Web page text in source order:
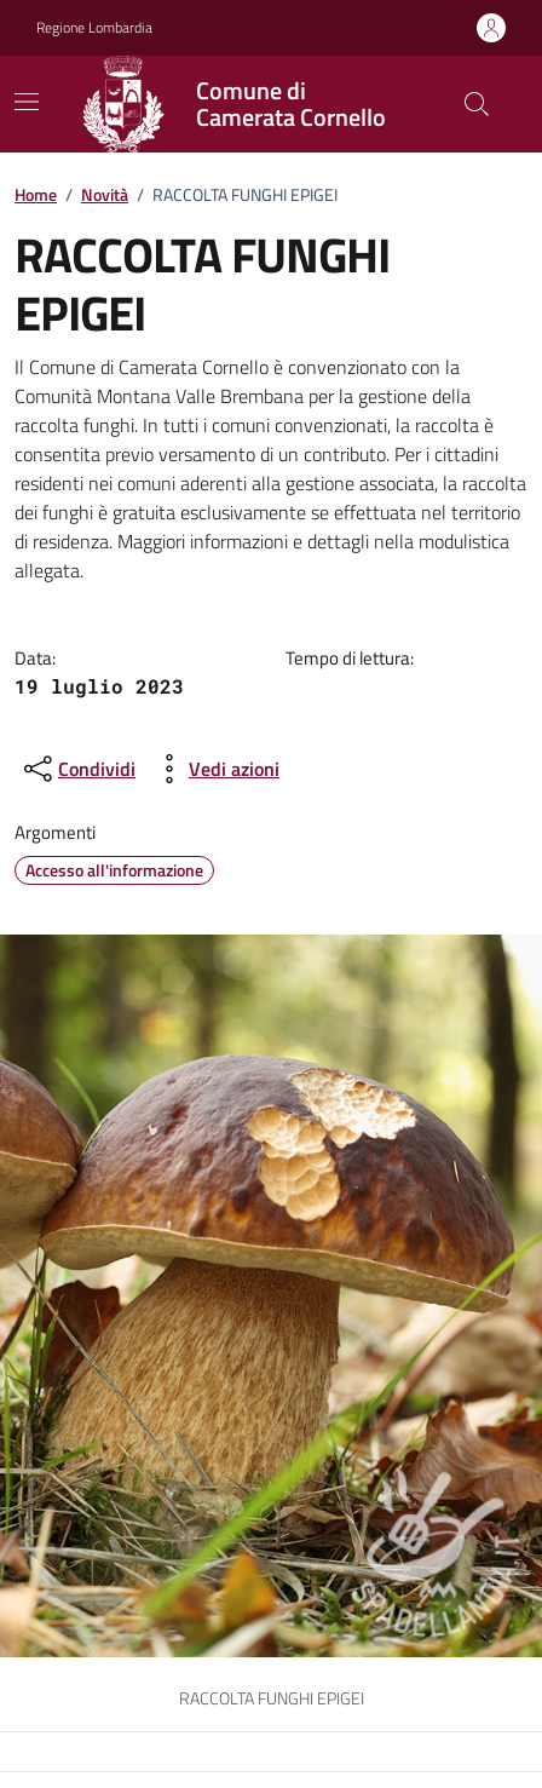
Regione Lombardia
Comune di
Camerata Cornello
Home / Novità / RACCOLTA FUNGHI EPIGEI
RACCOLTA FUNGHI
EPIGEI
Dettagli della notizia
Il Comune di Camerata Cornello è convenzionato con la
Comunità Montana Valle Brembana per la gestione della
raccolta funghi. In tutti i comuni convenzionati, la raccolta è
consentita previo versamento di un contributo. Per i cittadini
residenti nei comuni aderenti alla gestione associata, la raccolta
dei funghi è gratuita esclusivamente se effettuata nel territorio
di residenza. Maggiori informazioni e dettagli nella modulistica
allegata.
Data:
19 luglio 2023
Tempo di lettura:
Condividi Vedi azioni
Argomenti
Accesso all'informazione
RACCOLTA FUNGHI EPIGEI